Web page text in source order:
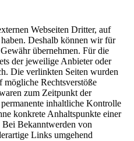
Webseiten Dritter, auf
Deshalb können wir für
übernehmen. Für die
der jeweilige Anbieter oder
Die verlinkten Seiten wurden
Rechtsverstöße
zum Zeitpunkt der
inhaltliche Kontrolle
konkrete Anhaltspunkte einer
Bekanntwerden von
Links umgehend